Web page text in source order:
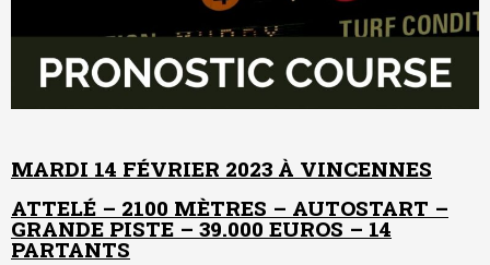
MARDI 14 FÉVRIER 2023 À VINCENNES
ATTELÉ – 2100 MÈTRES – AUTOSTART –
GRANDE PISTE – 39.000 EUROS – 14
PARTANTS